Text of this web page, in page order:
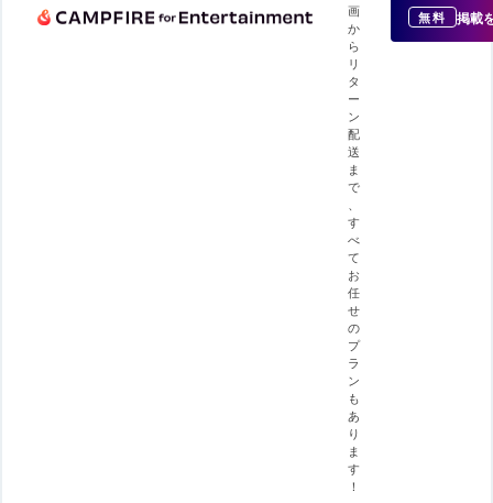
画
か
ら
リ
タ
ー
ン
配
送
ま
で
す
べ
て
お
任
せ
の
プ
ラ
ン
も
あ
り
ま
す
！
無料 掲載